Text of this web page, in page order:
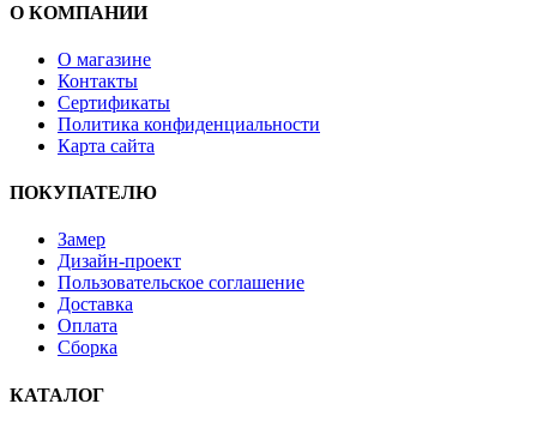
О КОМПАНИИ
О магазине
Контакты
Сертификаты
Политика конфиденциальности
Карта сайта
ПОКУПАТЕЛЮ
Замер
Дизайн-проект
Пользовательское соглашение
Доставка
Оплата
Сборка
КАТАЛОГ